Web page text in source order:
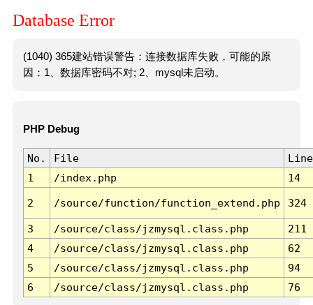
Database Error
(1040) 365建站错误警告：连接数据库失败，可能的原
因：1、数据库密码不对; 2、mysql未启动。
PHP Debug
No. File
Line
1
/index.php 14
2 /source/function/function_extend.php 324
3 /source/class/jzmysql.class.php
211
4
/source/class/jzmysql.class.php
62
5
/source/class/jzmysql.class.php
94
6
/source/class/jzmysql.class.php 76